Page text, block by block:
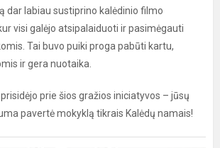
dar labiau sustiprino kalėdinio filmo
visi galėjo atsipalaiduoti ir pasimėgauti
Tai buvo puiki proga pabūti kartu,
ir gera nuotaika.
prie šios gražios iniciatyvos – jūsų
pavertė mokyklą tikrais Kalėdų namais!